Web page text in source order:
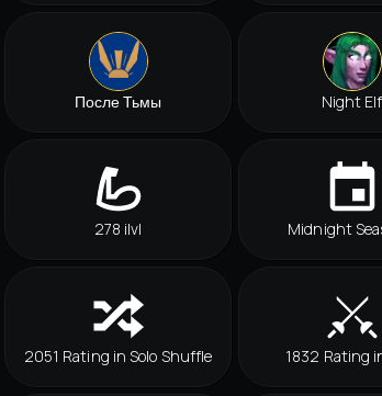
После Тьмы Night Elf
278 ilvl Midnight
2051 Rating in Solo Shuffle 1832 Rating